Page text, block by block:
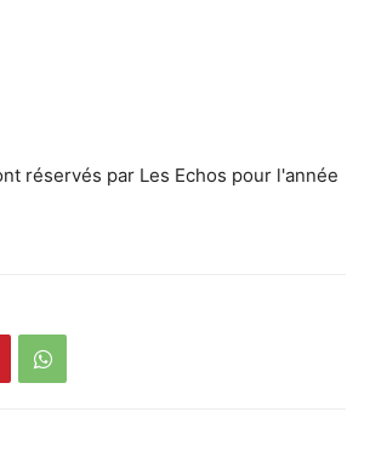
réservés par Les Echos pour l'année